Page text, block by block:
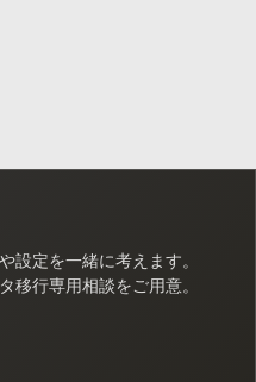
設定を一緒に考えます。
移行専用相談をご用意。